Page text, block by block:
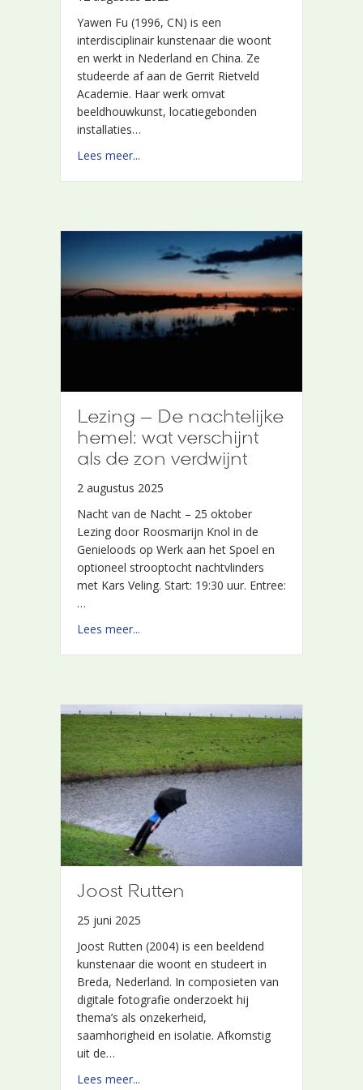
Yawen Fu (1996, CN) is een
interdisciplinair kunstenaar die woont
en werkt in Nederland en China. Ze
studeerde af aan de Gerrit Rietveld
Academie. Haar werk omvat
beeldhouwkunst, locatiegebonden
installaties…
Lees meer...
Lezing – De nachtelijke
hemel: wat verschijnt
als de zon verdwijnt
2 augustus 2025
Nacht van de Nacht – 25 oktober
Lezing door Roosmarijn Knol in de
Genieloods op Werk aan het Spoel en
optioneel strooptocht nachtvlinders
met Kars Veling. Start: 19:30 uur. Entree:
…
Lees meer...
Joost Rutten
25 juni 2025
Joost Rutten (2004) is een beeldend
kunstenaar die woont en studeert in
Breda, Nederland. In composieten van
digitale fotografie onderzoekt hij
thema’s als onzekerheid,
saamhorigheid en isolatie. Afkomstig
uit de…
Lees meer...
Yawen Fu (1996, CN) is een
interdisciplinair kunstenaar die woont
en werkt in Nederland en China. Ze
studeerde af aan de Gerrit Rietveld
Academie. Haar werk omvat
beeldhouwkunst, locatiegebonden
installaties…
Lees meer...
Lezing – De nachtelijke
hemel: wat verschijnt
als de zon verdwijnt
2 augustus 2025
Nacht van de Nacht – 25 oktober
Lezing door Roosmarijn Knol in de
Genieloods op Werk aan het Spoel en
optioneel strooptocht nachtvlinders
met Kars Veling. Start: 19:30 uur. Entree:
…
Lees meer...
Joost Rutten
25 juni 2025
Joost Rutten (2004) is een beeldend
kunstenaar die woont en studeert in
Breda, Nederland. In composieten van
digitale fotografie onderzoekt hij
thema’s als onzekerheid,
saamhorigheid en isolatie. Afkomstig
uit de…
Lees meer...